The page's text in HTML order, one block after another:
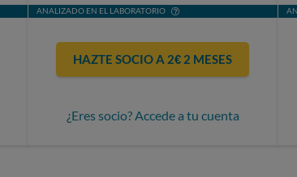
ANALIZADO EN EL LABORATORIO
HAZTE SOCIO A 2€ 2 MESES
¿Eres socio? Accede a tu cuenta